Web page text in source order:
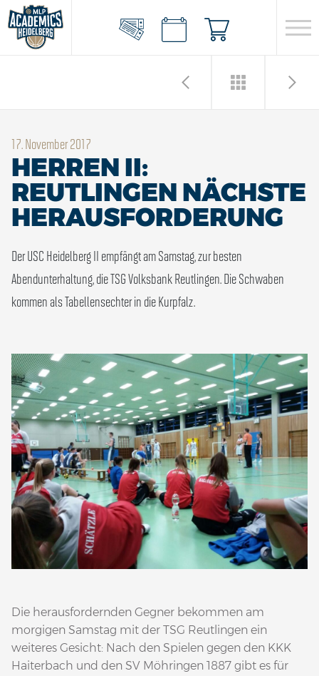
17. November 2017
HERREN II:
REUTLINGEN NÄCHSTE
HERAUSFORDERUNG
Der USC Heidelberg II empfängt am Samstag, zur besten
Abendunterhaltung, die TSG Volksbank Reutlingen. Die Schwaben
kommen als Tabellensechter in die Kurpfalz.
Die herausfordernden Gegner bekommen am
morgigen Samstag mit der TSG Reutlingen ein
weiteres Gesicht: Nach den Spielen gegen den KKK
Haiterbach und den SV Möhringen 1887 gibt es für